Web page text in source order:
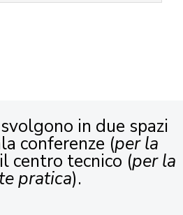
in due spazi
conferenze (per la
centro tecnico (per la
pratica).